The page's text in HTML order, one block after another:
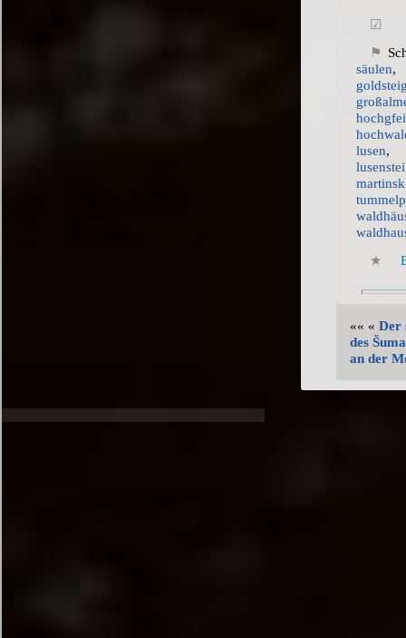
säulen
lusen
«« « Der
des
an der